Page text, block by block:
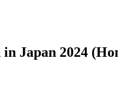
Japan 2024